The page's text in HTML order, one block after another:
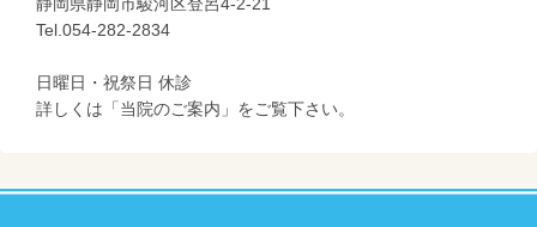
Tel.054-282-2834
日曜日・祝祭日 休診
詳しくは「当院のご案内」をご覧下さい。